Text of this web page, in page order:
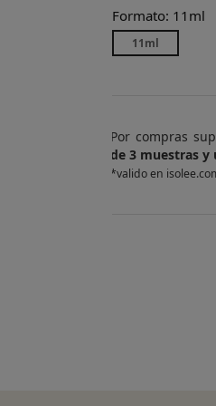
Formato: 11ml
11ml